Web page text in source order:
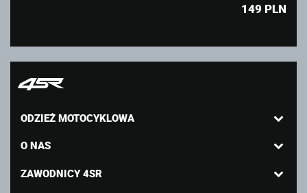
149 PLN
ODZIEŻ MOTOCYKLOWA
O NAS
ZAWODNICY 4SR